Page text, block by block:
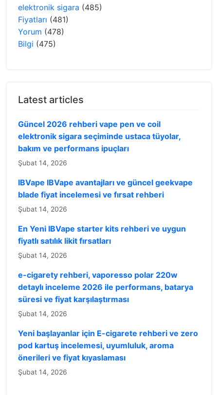
elektronik sigara (485)
Fiyatları (481)
Yorum (478)
Bilgi (475)
Latest articles
Güncel 2026 rehberi vape pen ve coil
elektronik sigara seçiminde ustaca tüyolar,
bakım ve performans ipuçları
Şubat 14, 2026
IBVape IBVape avantajları ve güncel geekvape
blade fiyat incelemesi ve fırsat rehberi
Şubat 14, 2026
En Yeni IBVape starter kits rehberi ve uygun
fiyatlı satılık likit fırsatları
Şubat 14, 2026
e-cigarety rehberi, vaporesso polar 220w
detaylı inceleme 2026 ile performans, batarya
süresi ve fiyat karşılaştırması
Şubat 14, 2026
Yeni başlayanlar için E-cigarete rehberi ve zero
pod kartuş incelemesi, uyumluluk, aroma
önerileri ve fiyat kıyaslaması
Şubat 14, 2026